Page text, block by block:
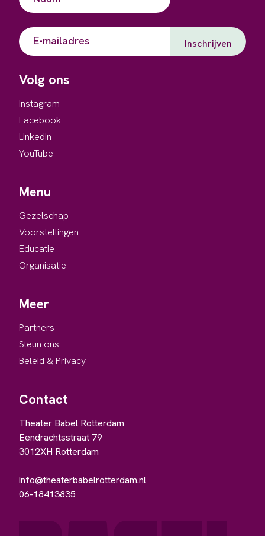
(Vereist)
E-
mailadres
Volg ons
Instagram
Facebook
LinkedIn
YouTube
Menu
Gezelschap
Voorstellingen
Educatie
Organisatie
Meer
Partners
Steun ons
Beleid & Privacy
Contact
Theater Babel Rotterdam
Eendrachtsstraat 79
3012XH Rotterdam
info@theaterbabelrotterdam.nl
06-18413835